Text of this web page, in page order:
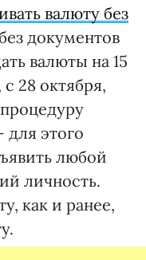
валюту без
документов
валюты на 15
28 октября,
этого
любой
личность.
как и ранее,